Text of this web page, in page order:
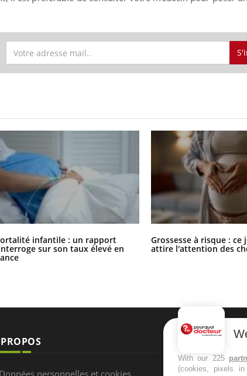
infantile : un rapport
sur son taux élevé en
Grossesse à risque : ce
attire l'attention des
Recevez
With our 225
(cookies, pixels